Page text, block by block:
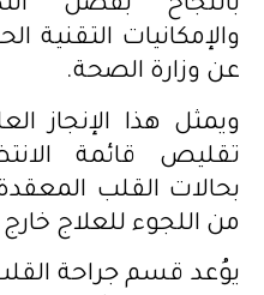
بالنجاح بفضل
والإمكانيات التقنية
عن وزارة الصحة.
ويمثل هذا الإنجاز
تقليص قائمة
بحالات القلب
من اللجوء للعلاج خارج
يوُعد قسم جراحة